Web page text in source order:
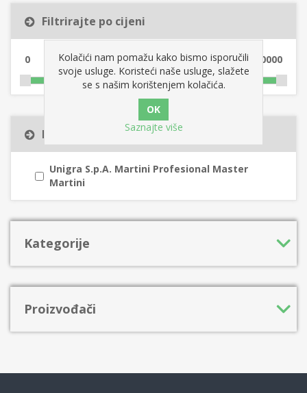
Filtrirajte po cijeni
0 10000
Filtar po proizvođaču
Unigra S.p.A. Martini Profesional Master
Martini
Kategorije
Proizvođači
Kolačići nam pomažu kako bismo isporučili
svoje usluge. Koristeći naše usluge, slažete
se s našim korištenjem kolačića.
Saznajte više